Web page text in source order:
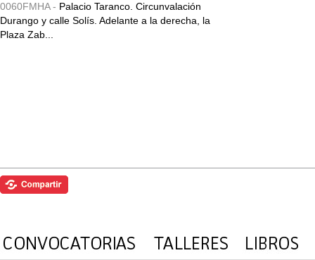
0060FMHA - Palacio Taranco. Circunvalación
Durango y calle Solís. Adelante a la derecha, la
Plaza Zab...